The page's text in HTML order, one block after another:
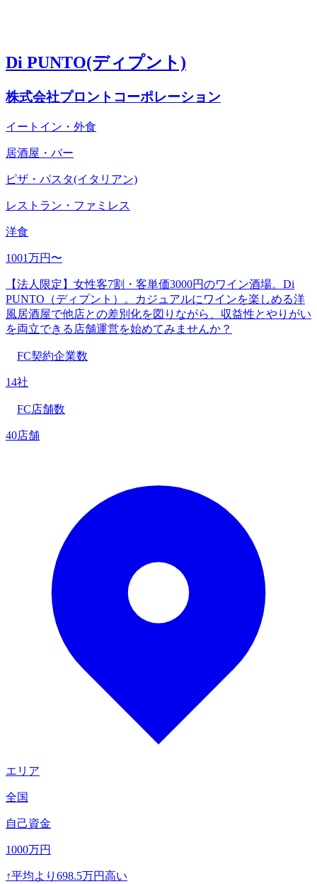
Di PUNTO(ディプント)
株式会社プロントコーポレーション
イートイン・外食
居酒屋・バー
ピザ・パスタ(イタリアン)
レストラン・ファミレス
洋食
1001万円〜
【法人限定】女性客7割・客単価3000円のワイン酒場。Di
PUNTO（ディプント）。カジュアルにワインを楽しめる洋
風居酒屋で他店との差別化を図りながら、収益性とやりがい
を両立できる店舗運営を始めてみませんか？
FC契約企業数
14社
FC店舗数
40店舗
エリア
全国
自己資金
1000万円
↑平均より 698.5万円高い